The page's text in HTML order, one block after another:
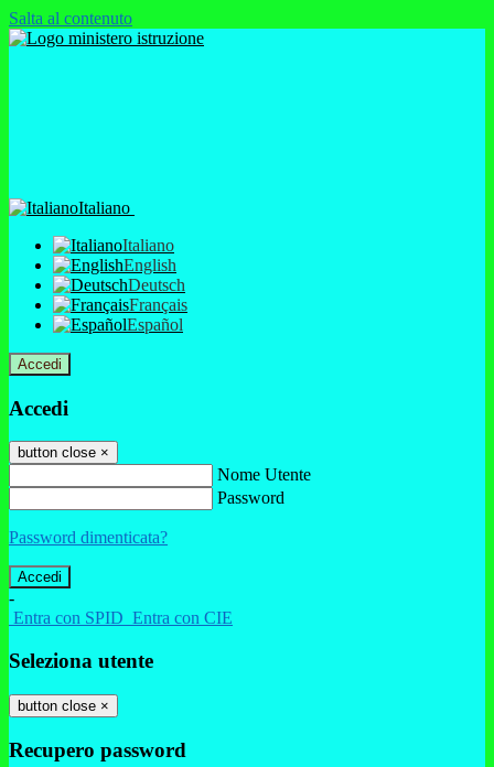
Salta al contenuto
Italiano
Italiano
English
Deutsch
Français
Español
Accedi
Accedi
button close ×
Nome Utente
Password
Password dimenticata?
-
Entra con SPID Entra con CIE
Seleziona utente
button close ×
Recupero password